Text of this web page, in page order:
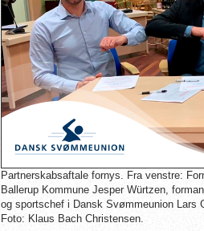
Partnerskabsaftale fornys. Fra venstre:
Ballerup Kommune Jesper Würtzen,
og sportschef i Dansk Svømmeunion Lars
Foto: Klaus Bach Christensen.